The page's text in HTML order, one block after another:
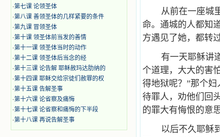
·第七课 论领圣体
·第八课 善领圣体的几样紧要的条件
·第九课 冒领圣体
·第十课 领圣体前当发的善情
·第十一课 领圣体当时的动作
·第十二课 领圣体后当念的经
·第十三课 论告解 耶稣赦玛达肋纳的
·第十四课 耶稣交给宗徒们赦罪的权
·第十五课 告解圣事
·第十六课 论省察及痛悔
·第十七课 论省察和痛悔的下半段
·第十八课 再说告解圣事
从前在一座城
命。通城的人都知
方遇见了她，都转
有一天耶稣讲
个道理，大大的害
得地狱呢？”那个
待罪人，劝他们回
的罪大有悔恨的意
以后不久耶稣